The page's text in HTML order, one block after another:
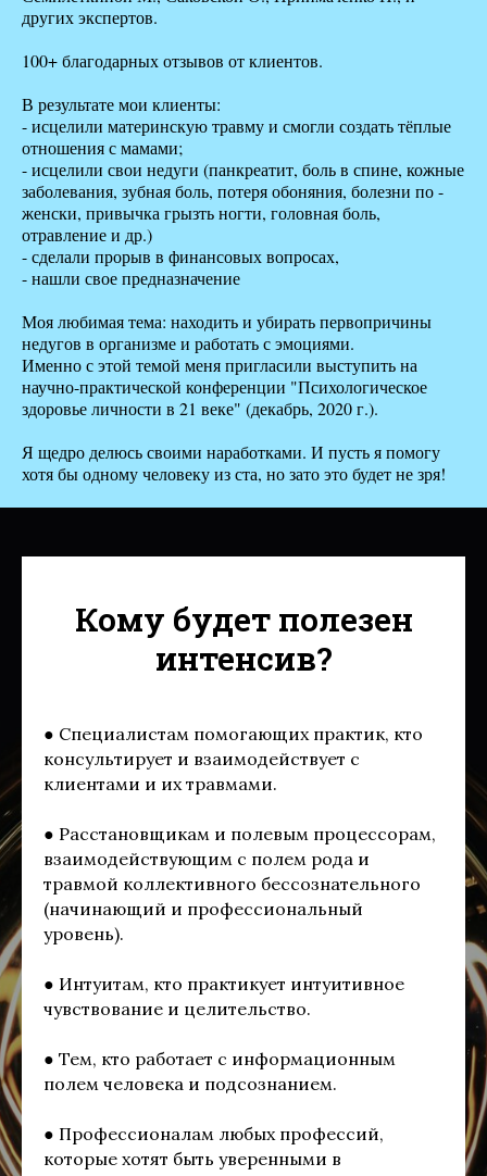
других экспертов.
100+ благодарных отзывов от клиентов.
В результате мои клиенты:
- исцелили материнскую травму и смогли создать тёплые
отношения с мамами;
- исцелили свои недуги (панкреатит, боль в спине, кожные
заболевания, зубная боль, потеря обоняния, болезни по -
женски, привычка грызть ногти, головная боль,
отравление и др.)
- сделали прорыв в финансовых вопросах,
- нашли свое предназначение
Моя любимая тема: находить и убирать первопричины
недугов в организме и работать с эмоциями.
Именно с этой темой меня пригласили выступить на
научно-практической конференции "Психологическое
здоровье личности в 21 веке" (декабрь, 2020 г.).
Я щедро делюсь своими наработками. И пусть я помогу
хотя бы одному человеку из ста, но зато это будет не зря!
Кому будет полезен
интенсив?
● Специалистам помогающих практик, кто
консультирует и взаимодействует с
клиентами и их травмами.
● Расстановщикам и полевым процессорам,
взаимодействующим с полем рода и
травмой коллективного бессознательного
(начинающий и профессиональный
уровень).
● Интуитам, кто практикует интуитивное
чувствование и целительство.
● Тем, кто работает с информационным
полем человека и подсознанием.
● Профессионалам любых профессий,
которые хотят быть уверенными в